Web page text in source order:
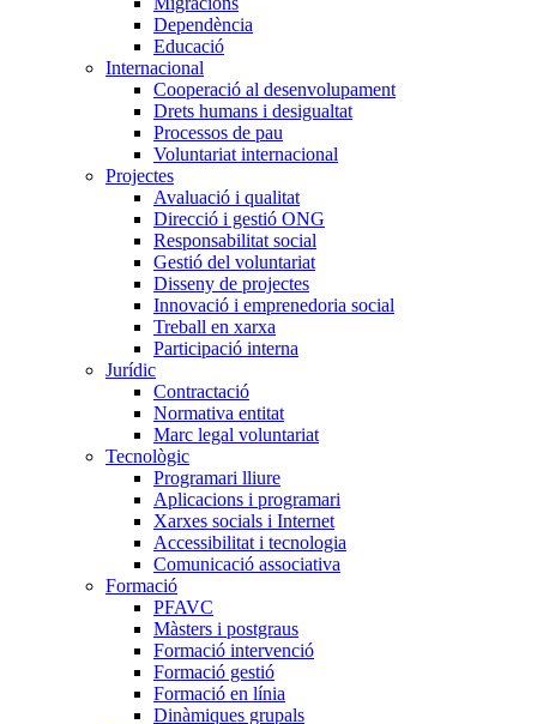
Dependència
Educació
Internacional
Cooperació al desenvolupament
Drets humans i desigualtat
Processos de pau
Voluntariat internacional
Projectes
Avaluació i qualitat
Direcció i gestió ONG
Responsabilitat social
Gestió del voluntariat
Disseny de projectes
Innovació i emprenedoria social
Treball en xarxa
Participació interna
Jurídic
Contractació
Normativa entitat
Marc legal voluntariat
Tecnològic
Programari lliure
Aplicacions i programari
Xarxes socials i Internet
Accessibilitat i tecnologia
Comunicació associativa
Formació
PFAVC
Màsters i postgraus
Formació intervenció
Formació gestió
Formació en línia
Dinàmiques grupals